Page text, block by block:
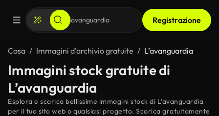
Registrazione
Casa Immagini d’archivio gratuite L’avanguardia
Immagini stock gratuite di
L’avanguardia
Esplora e scarica bellissime immagini stock di L’avanguardia
per il tuo sito web o qualsiasi progetto. Scarica gratuitamente